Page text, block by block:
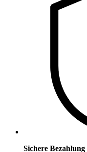
Sichere Bezahlung